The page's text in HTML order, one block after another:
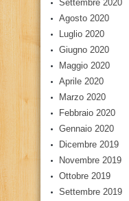
Settembre 2020
Agosto 2020
Luglio 2020
Giugno 2020
Maggio 2020
Aprile 2020
Marzo 2020
Febbraio 2020
Gennaio 2020
Dicembre 2019
Novembre 2019
Ottobre 2019
Settembre 2019